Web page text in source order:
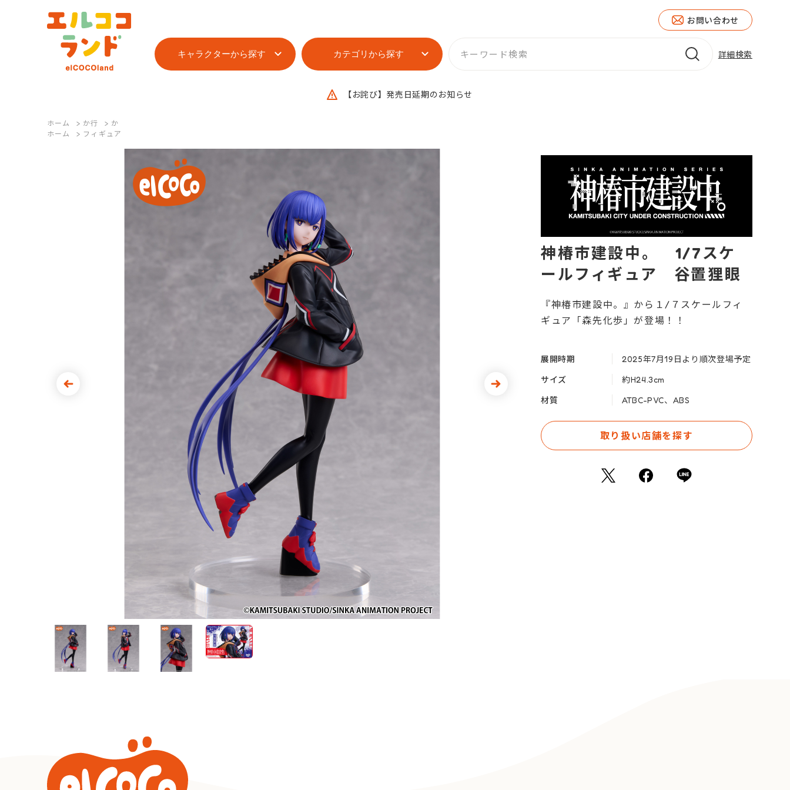
お問い合わせ
キャラクターから探す カテゴリから探す 詳細検索
【お詫び】発売日延期のお知らせ
ホーム > か行 > か
ホーム
> フィギュア
神椿市建設中。 1/7スケ
ールフィギュア 谷置狸眼
『神椿市建設中。』から１/７スケールフィ
ギュア「森先化歩」が登場！！
展開時期 2025年7月19日より順次登場予定
サイズ 約H24.3cm
材質 ATBC-PVC、ABS
取り扱い店舗を探す